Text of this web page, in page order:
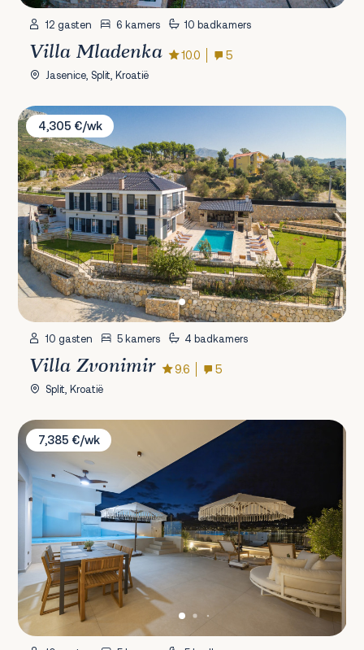
12 gasten 6 kamers 10 badkamers
Villa Mladenka 10.0 5
Jasenice, Split, Kroatië
Villa Zvonimir
4,305 €/wk
10 gasten 5 kamers 4 badkamers
Villa Zvonimir 9.6 5
Split, Kroatië
Villa Ostro
7,385 €/wk